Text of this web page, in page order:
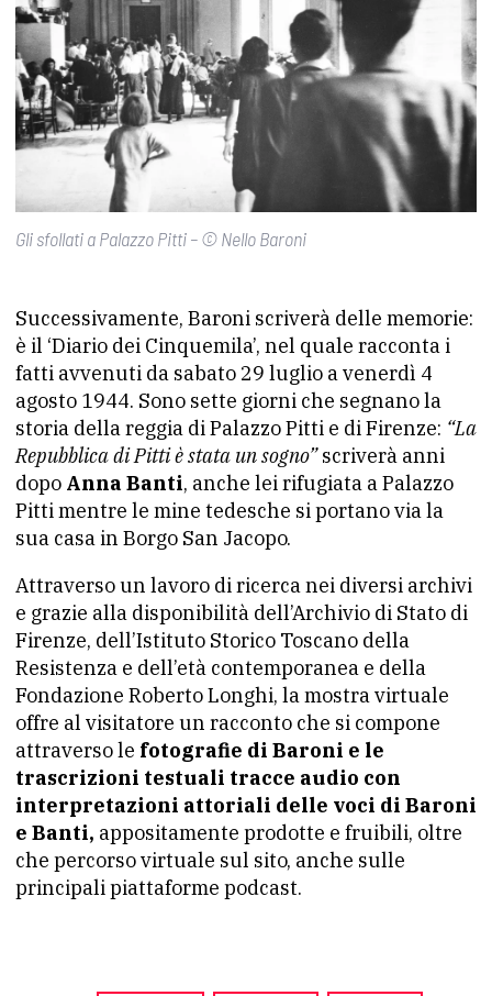
Gli sfollati a Palazzo Pitti – © Nello Baroni
Successivamente, Baroni scriverà delle memorie:
è il ‘Diario dei Cinquemila’, nel quale racconta i
fatti avvenuti da sabato 29 luglio a venerdì 4
agosto 1944. Sono sette giorni che segnano la
storia della reggia di Palazzo Pitti e di Firenze: “La
Repubblica di Pitti è stata un sogno”scriverà anni
dopo Anna Banti, anche lei rifugiata a Palazzo
Pitti mentre le mine tedesche si portano via la
sua casa in Borgo San Jacopo.
Attraverso un lavoro di ricerca nei diversi archivi
e grazie alla disponibilità dell’Archivio di Stato di
Firenze, dell’Istituto Storico Toscano della
Resistenza e dell’età contemporanea e della
Fondazione Roberto Longhi, la mostra virtuale
offre al visitatore un racconto che si compone
attraverso le fotografie di Baroni e le
trascrizioni testuali tracce audio con
interpretazioni attoriali delle voci di Baroni
e Banti, appositamente prodotte e fruibili, oltre
che percorso virtuale sul sito, anche sulle
principali piattaforme podcast.